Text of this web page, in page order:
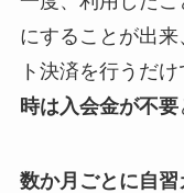
にすることが出
ト決済を行うだ
時は入会金が不要
数か月ごとに自